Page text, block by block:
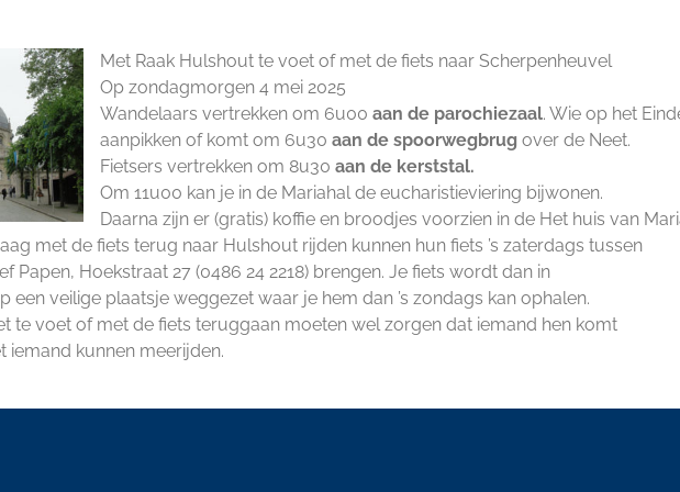
Met Raak Hulshout te voet of met de fiets naar Scherpenheuvel
Op zondagmorgen 4 mei 2025
Wandelaars vertrekken om 6u00 aan de parochiezaal. Wie op het
aanpikken of komt om 6u30 aan de spoorwegbrug over de Neet.
Fietsers vertrekken om 8u30 aan de kerststal.
Om 11u00 kan je in de Mariahal de eucharistieviering bijwonen.
Daarna zijn er (gratis) koffie en broodjes voorzien in de Het huis van
met de fiets terug naar Hulshout rijden kunnen hun fiets ’s zaterdags tussen
Papen, Hoekstraat 27 (0486 24 2218) brengen. Je fiets wordt dan in
een veilige plaatsje weggezet waar je hem dan ’s zondags kan ophalen.
te voet of met de fiets teruggaan moeten wel zorgen dat iemand hen komt
iemand kunnen meerijden.